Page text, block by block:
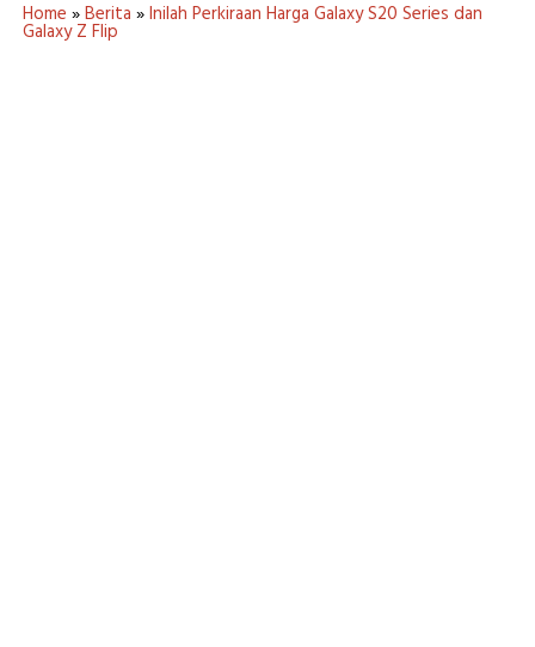
Home »Berita »Inilah Perkiraan Harga Galaxy S20 Series dan
Galaxy Z Flip